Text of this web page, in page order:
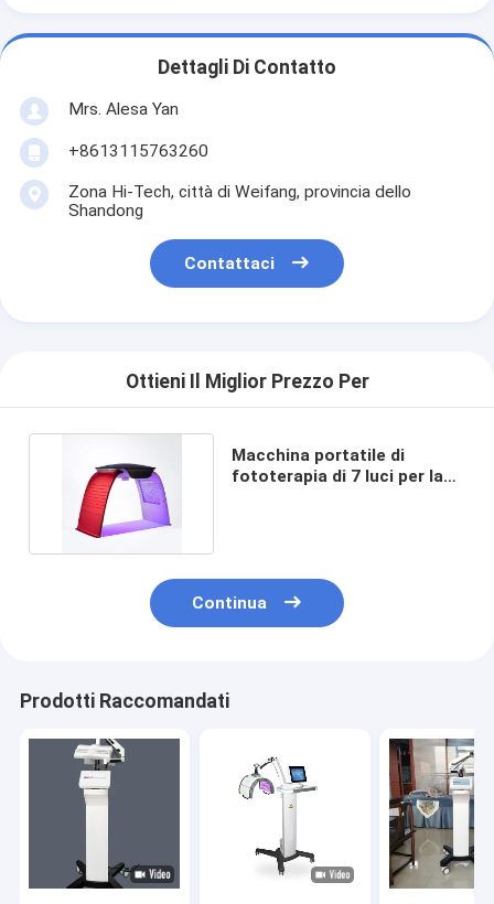
Dettagli Di Contatto
Mrs. Alesa Yan
+8613115763260
Zona Hi-Tech, città di Weifang, provincia dello
Shandong
Contattaci
Ottieni Il Miglior Prezzo Per
Macchina portatile di
fototerapia di 7 luci per la
Continua
Prodotti Raccomandati